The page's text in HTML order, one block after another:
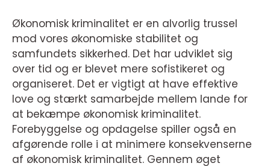
Økonomisk kriminalitet er en alvorlig trussel
mod vores økonomiske stabilitet og
samfundets sikkerhed. Det har udviklet sig
over tid og er blevet mere sofistikeret og
organiseret. Det er vigtigt at have effektive
love og stærkt samarbejde mellem lande for
at bekæmpe økonomisk kriminalitet.
Forebyggelse og opdagelse spiller også en
afgørende rolle i at minimere konsekvenserne
af økonomisk kriminalitet. Gennem øget